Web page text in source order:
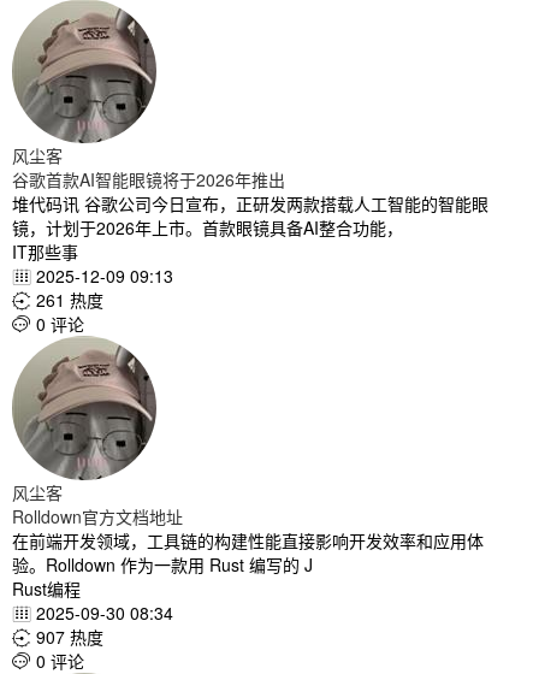
风尘客
谷歌首款AI智能眼镜将于2026年推出
堆代码讯 谷歌公司今日宣布，正研发两款搭载人工智能的智能眼
镜，计划于2026年上市。首款眼镜具备AI整合功能，
IT那些事
 2025-12-09 09:13
 261 热度
 0 评论
风尘客
Rolldown官方文档地址
在前端开发领域，工具链的构建性能直接影响开发效率和应用体
验。Rolldown 作为一款用 Rust 编写的 J
Rust编程
 2025-09-30 08:34
 907 热度
 0 评论